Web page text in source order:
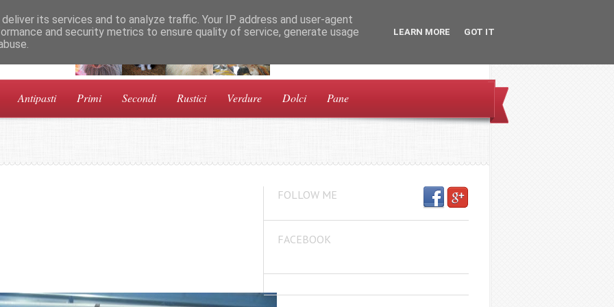
Antipasti Primi Secondi Rustici Verdure Dolci Pane
FOLLOW ME
FACEBOOK
its services and to analyze traffic. Your IP address and user-agent
and security metrics to ensure quality of service, generate usage
LEARN MORE GOT IT